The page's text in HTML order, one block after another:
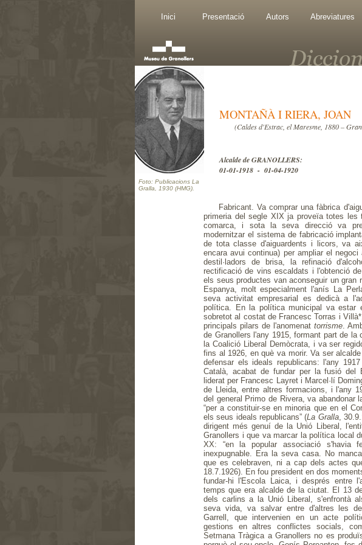
Inici Presentació Autors Abreviatures
MONTAÑÀ I RIERA, JOAN
(Caldes d'Estrac, el Maresme, 1880 –
Alcalde de GRANOLLERS:
01-01-1918 - 01-04-1920
Foto: Publicacions La
Gralla, 1930 (HMG).
Fabricant. Va comprar una fàbrica
primeria del segle XIX ja proveïa totes
comarca, i sota la seva direcció va
modernitzar el sistema de fabricació
de tota classe d'aiguardents i licors, va
encara avui continua) per ampliar el negoci
destil·ladors de brisa, la refinació
rectificació de vins escaldats i l'obtenció
els seus productes van aconseguir un gran
Espanya, molt especialment l'anís La
seva activitat empresarial es dedicà a
política. En la política municipal va estar
sobretot al costat de Francesc Torras i
principals pilars de l'anomenat torrisme.
de Granollers l'any 1915, formant part de la
la Coalició Liberal Demòcrata, i va ser
fins al 1926, en què va morir. Va ser
defensar els ideals republicans: l'any
Català, acabat de fundar per la fusió del
liderat per Francesc Layret i Marcel·lí
de Lleida, entre altres formacions, i l'any
del general Primo de Rivera, va abandonar
“per a constituir-se en minoria que en el
els seus ideals republicans” (La Gralla,
dirigent més genuí de la Unió Liberal,
Granollers i que va marcar la política local
XX: “en la popular associació s'havia
inexpugnable. Era la seva casa. No
que es celebraven, ni a cap dels actes
18.7.1926). En fou president en dos
fundar-hi l'Escola Laica, i després entre
temps que era alcalde de la ciutat. El 13
dels carlins a la Unió Liberal, s'enfrontà
seva vida, va salvar entre d'altres les
Garrell, que intervenien en un acte
gestions en altres conflictes socials,
Setmana Tràgica a Granollers no es